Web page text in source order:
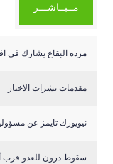
مــبــاشـــر
مرده البقاع يشارك في
مقدمات نشرات الاخبار
نيويورك تايمز عن
سقوط درون للعدو قرب